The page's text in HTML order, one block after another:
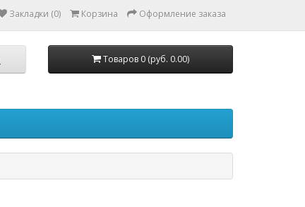
Закладки (0) Корзина Оформление заказа
Товаров 0 (руб. 0.00)